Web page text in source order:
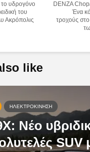
το υδρογόνο
του
Ακρόπολις
DENZA
Ένα
τροχούς
like
ΗΛΕΚΤΡΟΚΊΝΗΣΗ
Νέο
SUV